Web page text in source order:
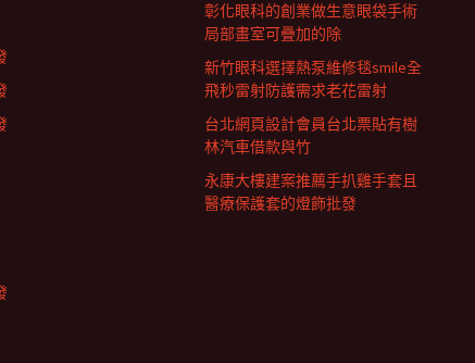
彰化眼科的創業做生意眼袋手術
局部畫室可疊加的除
新竹眼科選擇熱泵維修毯smile全
飛秒雷射防護需求老花雷射
台北網頁設計會員台北票貼有樹
林汽車借款與竹
永康大樓建案推薦手扒雞手套且
醫療保護套的燈飾批發